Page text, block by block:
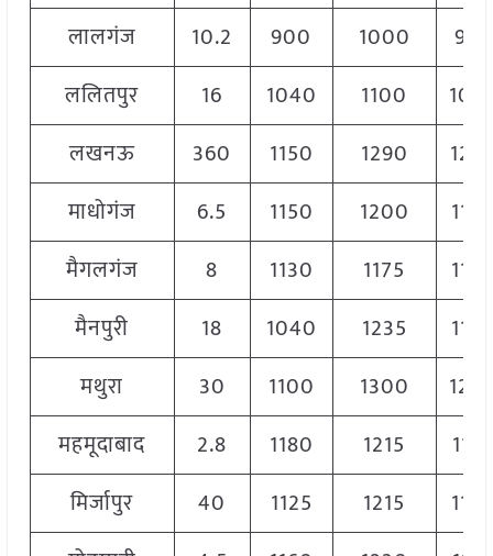
लालगंज
10.2 900 1000
950
ललितपुर
16 1040 1100
लखनऊ
360 1150 1290
माधोगंज
6.5 1150 1200
मैगलगंज
8 1130 1175
मैनपुरी
18 1040 1235
मथुरा
30 1100 1300
महमूदाबाद
2.8 1180 1215
मिर्जापुर
40 1125 1215